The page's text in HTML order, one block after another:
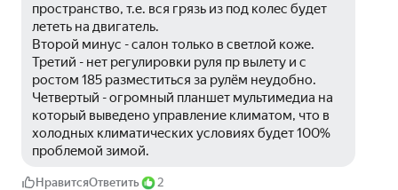
пространство, т.е. вся грязь из под колес будет
лететь на двигатель.
Второй минус - салон только в светлой коже.
Третий - нет регулировки руля пр вылету и с
ростом 185 разместиться за рулём неудобно.
Четвертый - огромный планшет мультимедиа на
который выведено управление климатом, что в
холодных климатических условиях будет 100%
проблемой зимой.
НравитсяОтветить 2